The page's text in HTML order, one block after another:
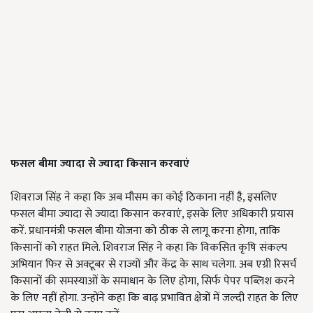
फसल बीमा ज्यादा से ज्यादा किसान करवाएं
शिवराज सिंह ने कहा कि अब मौसम का कोई ठिकाना नहीं है, इसलिए
फसल बीमा ज्यादा से ज्यादा किसान करवाएं, इसके लिए अधिकारी प्रयास
करें. प्रधानमंत्री फसल बीमा योजना को ठीक से लागू करना होगा, ताकि
किसानों को राहत मिले. शिवराज सिंह ने कहा कि विकसित कृषि संकल्प
अभियान फिर से अक्टूबर से राज्यों और केंद्र के साथ चलेगा. अब एग्री रिसर्च
किसानों की समस्याओं के समाधान के लिए होगा, सिर्फ पेपर पब्लिश करने
के लिए नहीं होगा. उन्होंने कहा कि बाढ़ प्रभावित क्षेत्रों में जल्दी राहत के लिए